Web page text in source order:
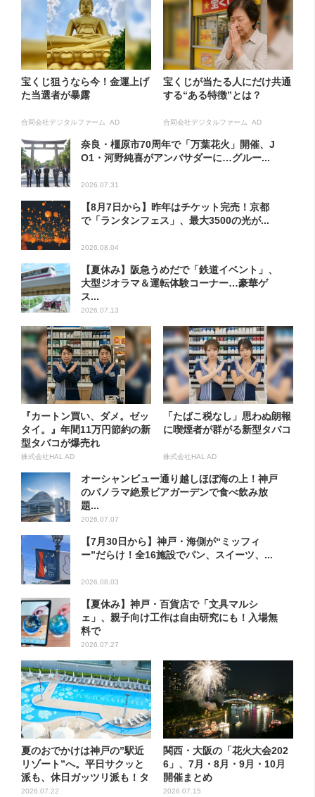
宝くじ狙うなら今！金運上げ
た当選者が暴露
合同会社デジタルファーム AD
宝くじが当たる人にだけ共通
する“ある特徴”とは？
合同会社デジタルファーム AD
奈良・橿原市70周年で「万葉花火」開催、J
O1・河野純喜がアンバサダーに…グルー...
2026.07.31
【8月7日から】昨年はチケット完売！京都
で「ランタンフェス」、最大3500の光が...
2026.08.04
【夏休み】阪急うめだで「鉄道イベント」、
大型ジオラマ＆運転体験コーナー…豪華ゲ
ス...
2026.07.13
『カートン買い、ダメ。ゼッ
タイ。』年間11万円節約の新
型タバコが爆売れ
株式会社HAL AD
「たばこ税なし」思わぬ朗報
に喫煙者が群がる新型タバコ
株式会社HAL AD
オーシャンビュー通り越しほぼ海の上！神戸
のパノラマ絶景ビアガーデンで食べ飲み放
題...
2026.07.07
【7月30日から】神戸・海側が“ミッフィ
ー”だらけ！全16施設でパン、スイーツ、...
2026.08.03
【夏休み】神戸・百貨店で「文具マルシ
ェ」、親子向け工作は自由研究にも！入場無
料で
2026.07.27
夏のおでかけは神戸の”駅近
リゾート”へ。平日サクッと
派も、休日ガッツリ派も！タ
イ...
2026.07.22
関西・大阪の「花火大会202
6」、7月・8月・9月・10月
開催まとめ
2026.07.15